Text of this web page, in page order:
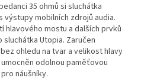
35 ohmů si sluchátka
mobilních zdrojů audia.
hlavového mostu a dalších prvků
Utopia. Zaručen
bez ohledu na tvar a velikost hlavy
odolnou paměťovou
náušníky.